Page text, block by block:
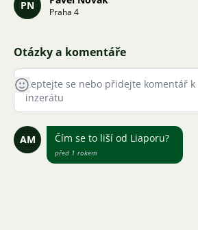
PN
Praha 4
Otázky a komentáře
AM Čím se to liší od Liaporu?
před 1 rokem